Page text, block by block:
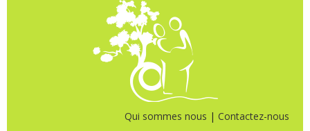
Qui sommes nous | Contactez-nous